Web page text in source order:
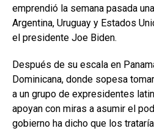
emprendió la semana pasada
Argentina, Uruguay y Estados
el presidente Joe Biden.
Después de su escala en
Dominicana, donde sopesa
a un grupo de expresidentes
apoyan con miras a asumir el
gobierno ha dicho que los